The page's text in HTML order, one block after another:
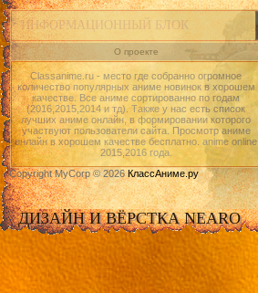
ИНФОРМАЦИОННЫЙ БЛОК
О проекте
Classanime.ru - место где собранно огромное
количество популярных аниме новинок в хорошем
качестве. Все аниме сортированно по годам
(2016,2015,2014 и тд). Также у нас есть список
лучших аниме онлайн, в формировании которого
участвуют пользователи сайта. Просмотр аниме
онлайн в хорошем качестве бесплатно. anime online
2015,2016 года.
Copyright MyCorp © 2026КлассАниме.ру
ДИЗАЙН И ВЁРСТКА NEARO